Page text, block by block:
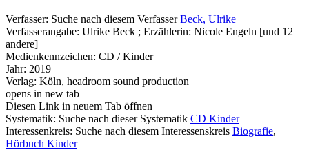
Verfasser: Suche nach diesem Verfasser Beck, Ulrike
Verfasserangabe: Ulrike Beck ; Erzählerin: Nicole Engeln [und 12
andere]
Medienkennzeichen: CD / Kinder
Jahr: 2019
Verlag: Köln, headroom sound production
opens in new tab
Diesen Link in neuem Tab öffnen
Systematik: Suche nach dieser Systematik CD Kinder
Interessenkreis: Suche nach diesem Interessenskreis Biografie,
Hörbuch Kinder